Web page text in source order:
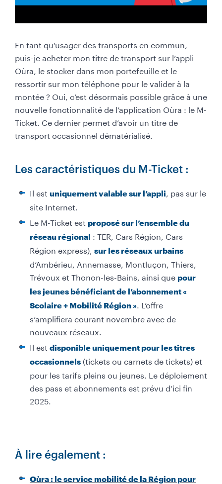
En tant qu’usager des transports en commun,
puis-je acheter mon titre de transport sur l’appli
Oùra, le stocker dans mon portefeuille et le
ressortir sur mon téléphone pour le valider à la
montée ? Oui, c’est désormais possible grâce à une
nouvelle fonctionnalité de l’application Oùra : le M-
Ticket. Ce dernier permet d’avoir un titre de
transport occasionnel dématérialisé.
Les caractéristiques du M-Ticket :
Il est uniquement valable sur l’appli, pas sur le
site Internet.
Le M-Ticket est proposé sur l’ensemble du
réseau régional : TER, Cars Région, Cars
Région express), sur les réseaux urbains
d’Ambérieu, Annemasse, Montluçon, Thiers,
Trévoux et Thonon-les-Bains, ainsi que pour
les jeunes bénéficiant de l’abonnement «
Scolaire + Mobilité Région ». L’offre
s’amplifiera courant novembre avec de
nouveaux réseaux.
Il est disponible uniquement pour les titres
occasionnels (tickets ou carnets de tickets) et
pour les tarifs pleins ou jeunes. Le déploiement
des pass et abonnements est prévu d’ici fin
2025.
À lire également :
Oùra : le service mobilité de la Région pour